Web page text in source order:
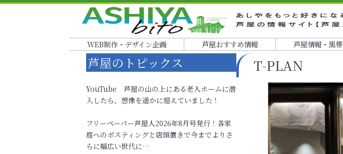
WEB制作・デザイン企画 芦屋おすすめ情報 芦屋情報・黒帯
T-PLAN
芦屋のトピックス
YouTube 芦屋の山の上にある老人ホームに潜
入したら、想像を遥かに超えていました！
フリーペーパー芦屋人2026年8月号発行！各家
庭へのポスティングと店頭置きで今までよりさ
らに幅広い世代に…